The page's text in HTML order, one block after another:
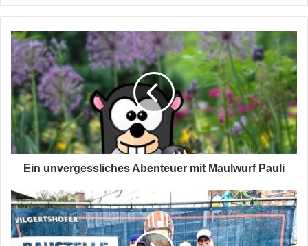
ein
Ein
unvergessliches
Abenteuer
mit
Maulwurf
Pauli
Ein unvergessliches Abenteuer mit Maulwurf Pauli
Eine
temporäre
Erfolgsgeschichte
aus